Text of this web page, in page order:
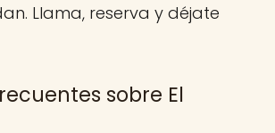
Llama, reserva y déjate
sobre El